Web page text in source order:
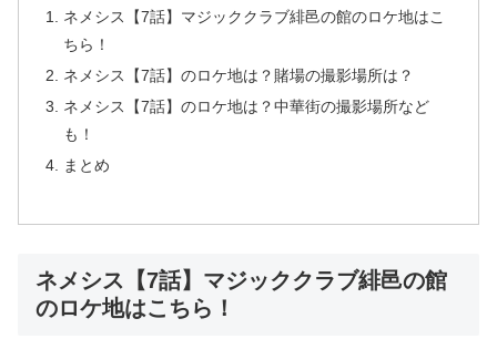
ネメシス【7話】マジッククラブ緋邑の館のロケ地はこ
ちら！
ネメシス【7話】のロケ地は？賭場の撮影場所は？
ネメシス【7話】のロケ地は？中華街の撮影場所など
も！
まとめ
ネメシス【7話】マジッククラブ緋邑の館
のロケ地はこちら！